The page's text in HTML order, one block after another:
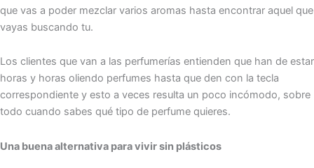
que vas a poder mezclar varios aromas hasta encontrar aquel que
vayas buscando tu.
Los clientes que van a las perfumerías entienden que han de estar
horas y horas oliendo perfumes hasta que den con la tecla
correspondiente y esto a veces resulta un poco incómodo, sobre
todo cuando sabes qué tipo de perfume quieres.
Una buena alternativa para vivir sin plásticos